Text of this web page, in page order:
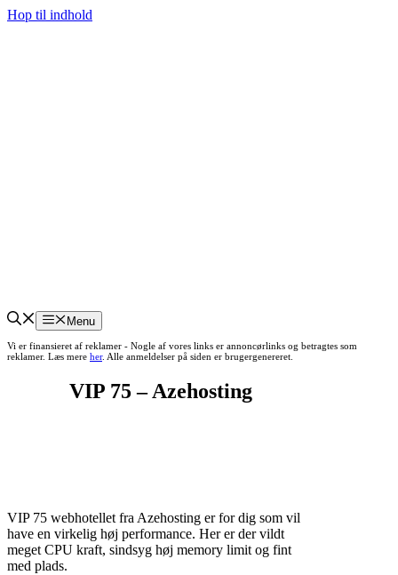
Hop til indhold
Menu
Vi er finansieret af reklamer - Nogle af vores links er annoncørlinks og betragtes som
reklamer. Læs mere her. Alle anmeldelser på siden er brugergenereret.
VIP 75 – Azehosting
VIP 75 webhotellet fra Azehosting er for dig som vil
have en virkelig høj performance. Her er der vildt
meget CPU kraft, sindsyg høj memory limit og fint
med plads.